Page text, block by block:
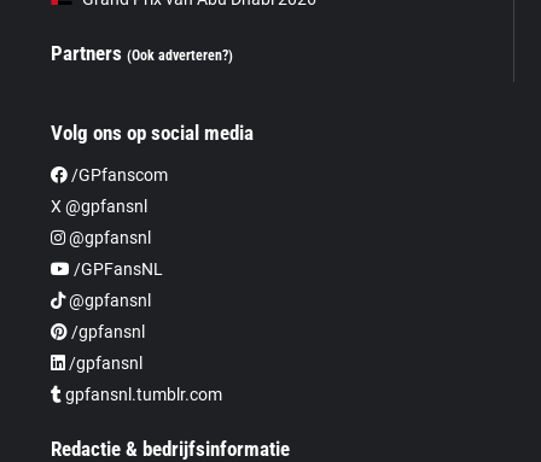
Partners(Ook adverteren?)
Volg ons op social media
/GPfanscom
X @gpfansnl
@gpfansnl
/GPFansNL
@gpfansnl
/gpfansnl
/gpfansnl
gpfansnl.tumblr.com
Redactie & bedrijfsinformatie